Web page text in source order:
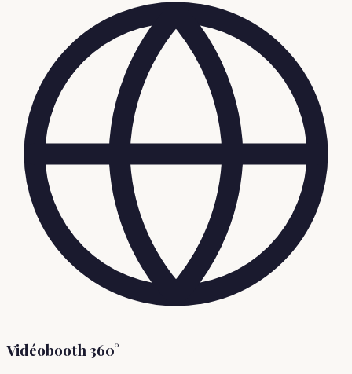
Vidéobooth 360°